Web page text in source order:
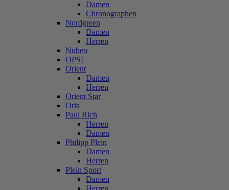
Damen
Chronographen
Nordgreen
Damen
Herren
Nubeo
OPS!
Orient
Damen
Herren
Orient Star
Oris
Paul Rich
Herren
Damen
Philipp Plein
Damen
Herren
Plein Sport
Damen
Herren